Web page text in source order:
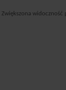
Zwiększona